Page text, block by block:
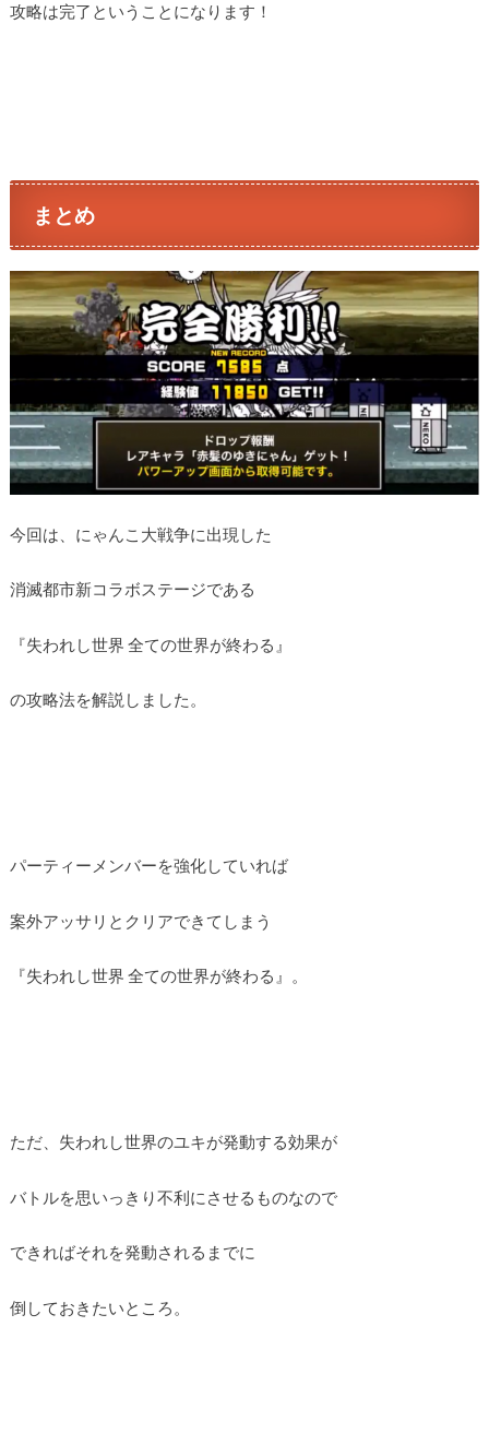
攻略は完了ということになります！
まとめ
今回は、にゃんこ大戦争に出現した
消滅都市新コラボステージである
『失われし世界 全ての世界が終わる』
の攻略法を解説しました。
パーティーメンバーを強化していれば
案外アッサリとクリアできてしまう
『失われし世界 全ての世界が終わる』。
ただ、失われし世界のユキが発動する効果が
バトルを思いっきり不利にさせるものなので
できればそれを発動されるまでに
倒しておきたいところ。